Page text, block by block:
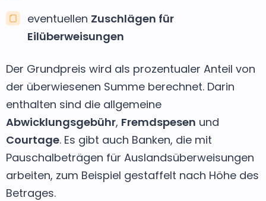
eventuellen Zuschlägen für
Eilüberweisungen
Der Grundpreis wird als prozentualer Anteil von
der überwiesenen Summe berechnet. Darin
enthalten sind die allgemeine
Abwicklungsgebühr, Fremdspesen und
Courtage. Es gibt auch Banken, die mit
Pauschalbeträgen für Auslandsüberweisungen
arbeiten, zum Beispiel gestaffelt nach Höhe des
Betrages.